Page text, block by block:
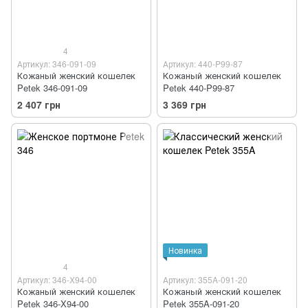
4
Артикул: 346-091-09
Кожаный женский кошелек
Petek 346-091-09
2 407 грн
Артикул: 440-P99-87
Кожаный женский кошелек
Petek 440-P99-87
3 369 грн
4
Артикул: 346-X94-00
Кожаный женский кошелек
Petek 346-X94-00
Новинка
Артикул: 355A-091-20
Кожаный женский кошелек
Petek 355A-091-20